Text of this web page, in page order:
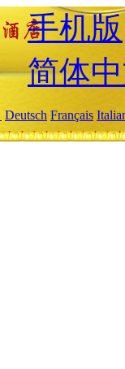
手机版
简体
Deutsch Français